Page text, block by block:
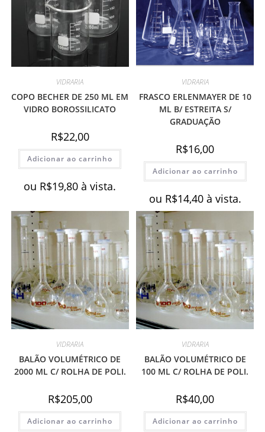
VIDRARIA
COPO BECHER DE 250 ML EM
VIDRO BOROSSILICATO
R$22,00
Adicionar ao carrinho
ou R$19,80 à vista.
VIDRARIA
FRASCO ERLENMAYER DE 10
ML B/ ESTREITA S/
GRADUAÇÃO
R$16,00
Adicionar ao carrinho
ou R$14,40 à vista.
VIDRARIA
BALÃO VOLUMÉTRICO DE
2000 ML C/ ROLHA DE POLI.
R$205,00
Adicionar ao carrinho
VIDRARIA
BALÃO VOLUMÉTRICO DE
100 ML C/ ROLHA DE POLI.
R$40,00
Adicionar ao carrinho